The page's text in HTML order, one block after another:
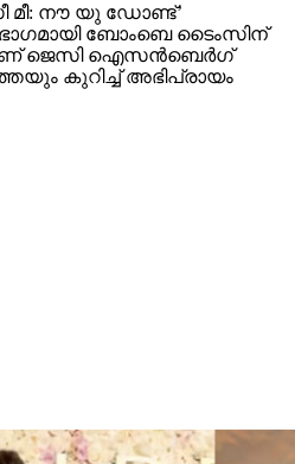
മീ: നൗ യു ഡോണ്ട്’
ബോംബെ ടൈംസിന്
ജെസി ഐസന്‍ബെര്‍ഗ്
കുറിച്ച് അഭിപ്രായം